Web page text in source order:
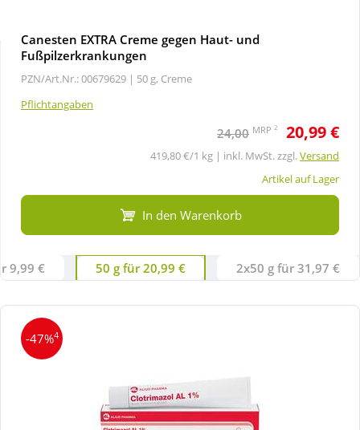
Natur & Homöopathie
Sanitätshaus
Wellness
Canesten EXTRA Creme gegen Haut- und
Fußpilzerkrankungen
PZN/Art.Nr.: 00679629 | 50 g, Creme
Pflichtangaben
24,00 MRP 2 20,99 €
419,80 €/1 kg | inkl. MwSt. zzgl.Versand
Artikel auf Lager
In den Warenkorb
9,99 € 50 g für 20,99 € 2x50 g für 31,97 €
-47%4